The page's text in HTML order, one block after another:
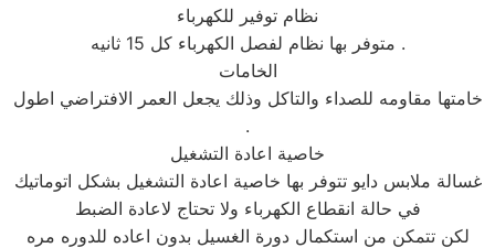
نظام توفير للكهرباء
متوفر بها نظام لفصل الكهرباء كل 15 ثانيه .
الخامات
خامتها مقاومه للصداء والتاكل وذلك يجعل العمر الافتراضي اطول
.
خاصية اعادة التشغيل
غسالة ملابس دايو تتوفر بها خاصية اعادة التشغيل بشكل اتوماتيك
في حالة انقطاع الكهرباء ولا تحتاج لاعادة الضبط
لكن تتمكن من استكمال دورة الغسيل بدون اعاده للدوره مره